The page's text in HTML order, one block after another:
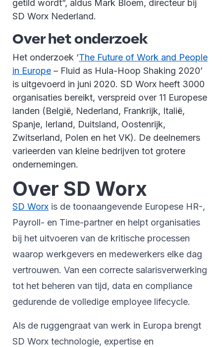
getild wordt”, aldus Mark Bloem, directeur bij
SD Worx Nederland.
Over het onderzoek
Het onderzoek ‘The Future of Work and People
in Europe – Fluid as Hula-Hoop Shaking 2020’
is uitgevoerd in juni 2020. SD Worx heeft 3000
organisaties bereikt, verspreid over 11 Europese
landen (België, Nederland, Frankrijk, Italië,
Spanje, Ierland, Duitsland, Oostenrijk,
Zwitserland, Polen en het VK). De deelnemers
varieerden van kleine bedrijven tot grotere
ondernemingen.
Over SD Worx
SD Worx is de toonaangevende Europese HR-,
Payroll- en Time-partner en helpt organisaties
bij het uitvoeren van de kritische processen
waarop werkgevers en medewerkers elke dag
vertrouwen. Van een correcte salarisverwerking
tot het beheren van tijd, data en compliance
gedurende de volledige employee lifecycle.
Als de ruggengraat van werk in Europa brengt
SD Worx technologie, expertise en